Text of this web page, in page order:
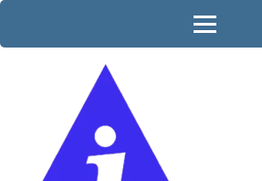
Aller
contenu